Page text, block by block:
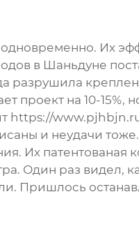
Их
в Шаньдуне
разрушила
проект на 10-15%,
https://
и неудачи тоже.
Их патентованая
Один раз видел,
Пришлось